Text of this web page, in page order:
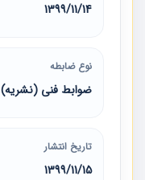
1399/11/14
نوع ضابطه
ضوابط فنی (نشریه)
تاریخ انتشار
1399/11/15